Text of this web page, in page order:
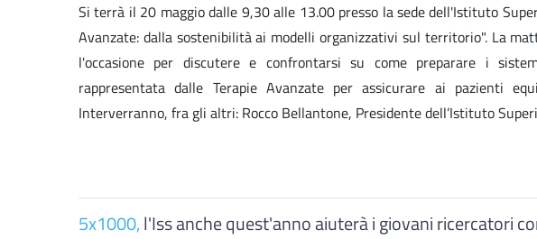
Si terrà il 20 maggio dalle 9,30 alle 13.00 presso la sede dell'Istituto
Avanzate: dalla sostenibilità ai modelli organizzativi sul territorio". La
l'occasione per discutere e confrontarsi su come preparare i
rappresentata dalle Terapie Avanzate per assicurare ai pazienti
Interverranno, fra gli altri: Rocco Bellantone, Presidente dell’Istituto
5x1000,l'Iss anche quest'anno aiuterà i giovani ricercatori